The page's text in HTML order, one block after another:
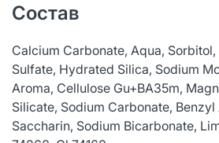
Состав
Calcium Carbonate, Aqua,
Sulfate, Hydrated Silica, Sodium
Aroma, Cellulose Gu+BA35m,
Silicate, Sodium Carbonate,
Saccharin, Sodium Bicarbonate,